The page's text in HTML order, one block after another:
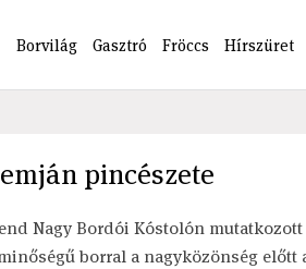
Borvilág Gasztró Fröccs Hírszüret
pincészete
Nagy Bordói Kóstolón mutatkozott
borral a nagyközönség előtt